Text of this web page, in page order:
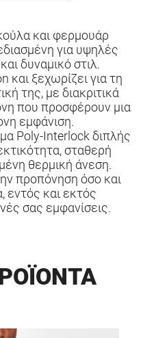
και φερμουάρ
για υψηλές
δυναμικό στιλ.
και ξεχωρίζει για τη
της, με διακριτικά
που προσφέρουν μια
εμφάνιση.
Poly-Interlock διπλής
σταθερή
θερμική άνεση.
προπόνηση όσο και
εντός και εκτός
σας εμφανίσεις.